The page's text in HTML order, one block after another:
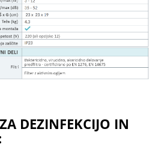
DEZINFEKCIJO IN